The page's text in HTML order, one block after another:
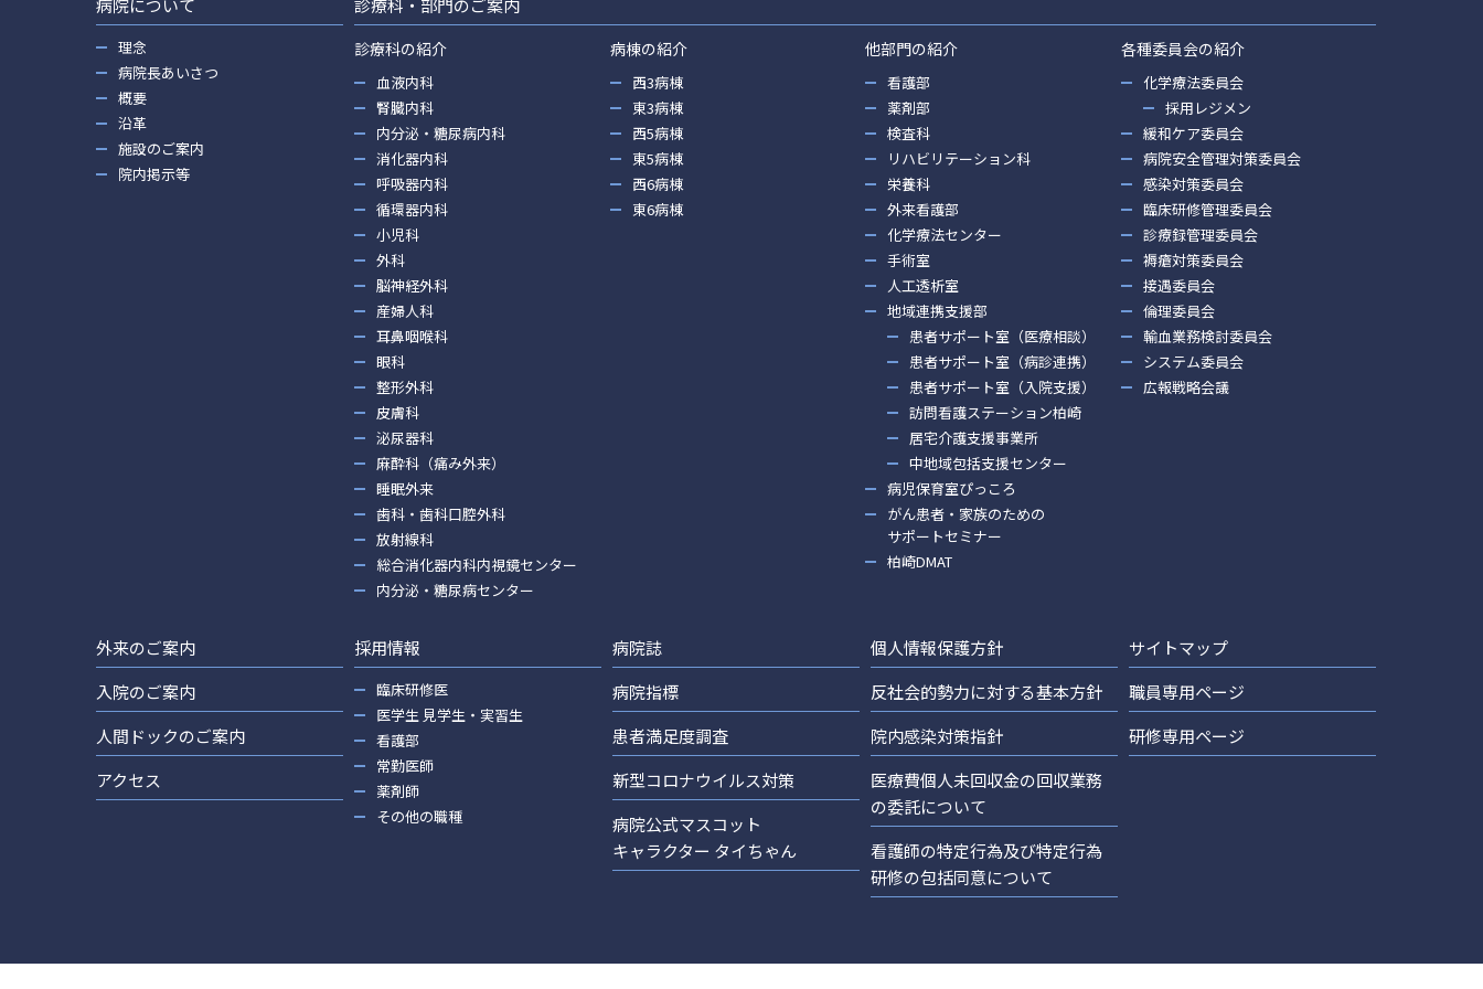
病院について
理念
病院長あいさつ
概要
沿革
施設のご案内
院内掲示等
診療科・部門のご案内
診療科の紹介
血液内科
腎臓内科
内分泌・糖尿病内科
消化器内科
呼吸器内科
循環器内科
小児科
外科
脳神経外科
産婦人科
耳鼻咽喉科
眼科
整形外科
皮膚科
泌尿器科
麻酔科（痛み外来）
睡眠外来
歯科・歯科口腔外科
放射線科
総合消化器内科内視鏡センター
内分泌・糖尿病センター
病棟の紹介
西3病棟
東3病棟
西5病棟
東5病棟
西6病棟
東6病棟
他部門の紹介
看護部
薬剤部
検査科
リハビリテーション科
栄養科
外来看護部
化学療法センター
手術室
人工透析室
地域連携支援部
患者サポート室（医療相談）
患者サポート室（病診連携）
患者サポート室（入院支援）
訪問看護ステーション柏崎
居宅介護支援事業所
中地域包括支援センター
病児保育室ぴっころ
がん患者・家族のための
サポートセミナー
柏崎DMAT
各種委員会の紹介
化学療法委員会
採用レジメン
緩和ケア委員会
病院安全管理対策委員会
感染対策委員会
臨床研修管理委員会
診療録管理委員会
褥瘡対策委員会
接遇委員会
倫理委員会
輸血業務検討委員会
システム委員会
広報戦略会議
外来のご案内
入院のご案内
人間ドックのご案内
アクセス
採用情報
臨床研修医
医学生 見学生・実習生
看護部
常勤医師
薬剤師
その他の職種
病院誌
病院指標
患者満足度調査
新型コロナウイルス対策
病院公式マスコット
キャラクター タイちゃん
個人情報保護方針
反社会的勢力に対する基本方針
院内感染対策指針
医療費個人未回収金の回収業務
の委託について
看護師の特定行為及び特定行為
研修の包括同意について
サイトマップ
職員専用ページ
研修専用ページ